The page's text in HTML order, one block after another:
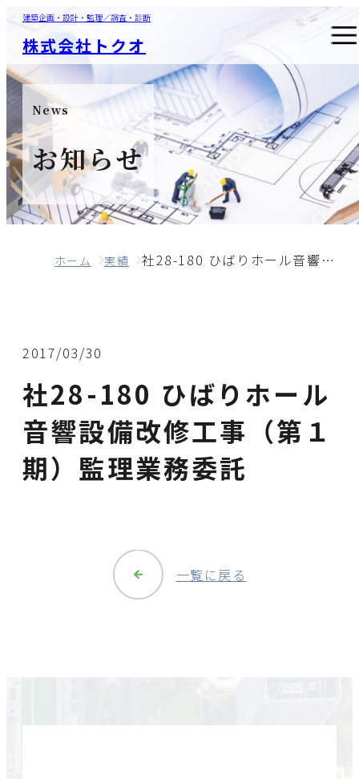
建築企画・設計・監理／調査・診断
株式会社トクオ
News
お知らせ
ホーム 実績 社28-180 ひばりホール音響設備改修工事（第１期）監理業務委託
2017/03/30
社28-180 ひばりホール
音響設備改修工事（第１
期）監理業務委託
一覧に戻る